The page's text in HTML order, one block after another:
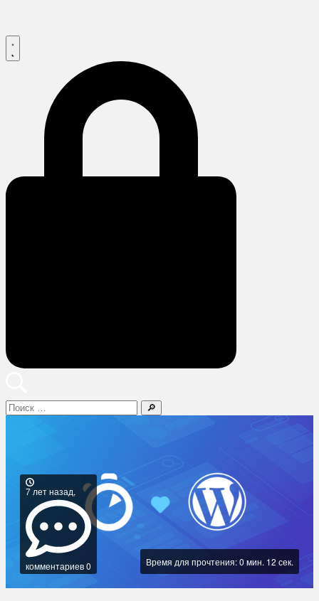
Поиск
7 лет назад,
комментариев 0 Время для прочтения: 0 мин. 12 сек.